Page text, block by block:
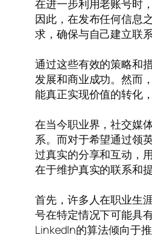
在进一步利用老账号时
因此，在发布任何信息
求，确保与自己建立联
通过这些有效的策略和
发展和商业成功。然而
能真正实现价值的转化
在当今职业界，社交媒
系。而对于希望通过领
过真实的分享和互动，
在于维护真实的联系和
首先，许多人在职业生
号在特定情况下可能具
LinkedIn的算法倾向于